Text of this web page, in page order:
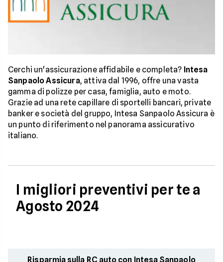
Cerchi un'assicurazione affidabile e completa? Intesa
Sanpaolo Assicura, attiva dal 1996, offre una vasta
gamma di polizze per casa, famiglia, auto e moto.
Grazie ad una rete capillare di sportelli bancari, private
banker e società del gruppo, Intesa Sanpaolo Assicura è
un punto di riferimento nel panorama assicurativo
italiano.
I migliori preventivi per te a
Agosto 2024
Risparmia sulla RC auto con Intesa Sanpaolo